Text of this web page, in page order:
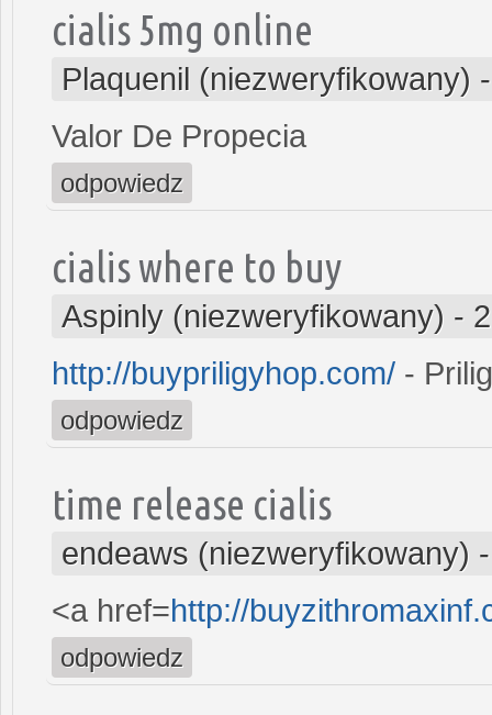
cialis 5mg online
Plaquenil (niezweryfikowany)
Valor De Propecia
odpowiedz
cialis where to buy
Aspinly (niezweryfikowany) -
http://buypriligyhop.com/ -
odpowiedz
time release cialis
endeaws (niezweryfikowany)
<a href=http://
odpowiedz